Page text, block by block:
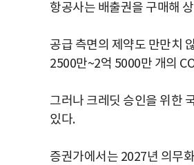
항공사는 배출권을 구매해
공급 측면의 제약도 만만치
2500만~2억 5000만 개의
그러나 크레딧 승인을 위한
있다.
증권가에서는 2027년 의무